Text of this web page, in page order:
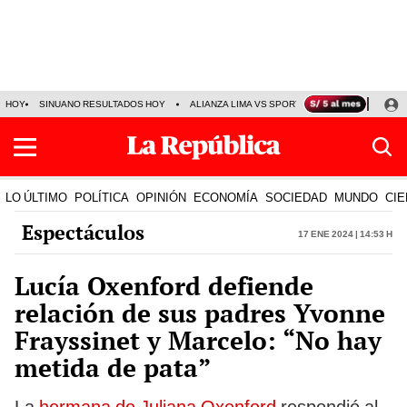
HOY SINUANO RESULTADOS HOY ALIANZA LIMA VS SPORT BOYS JORGE
LO ÚLTIMO POLÍTICA OPINIÓN ECONOMÍA SOCIEDAD MUNDO
Espectáculos 17 Ene 2024 | 14:53 h
Lucía Oxenford defiende
relación de sus padres Yvonne
Frayssinet y Marcelo: “No hay
metida de pata”